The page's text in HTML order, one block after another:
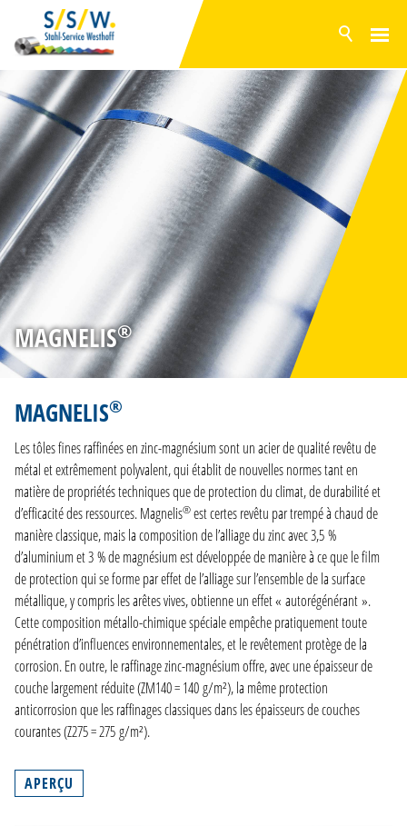
ACTUELLEMENT
PRODUITS
SURFACES
POLYESTER
GRANITE® HDX
TÔLES COMPOSITES
ACIER GALVANISÉ
GAMME EN STOCK
ENTREPRISE
CONTACT
MAGNELIS®
MAGNELIS®
Les tôles fines raffinées en zinc-magnésium sont un acier de qualité revêtu de
métal et extrêmement polyvalent, qui établit de nouvelles normes tant en
matière de propriétés techniques que de protection du climat, de durabilité et
d’efficacité des ressources. Magnelis® est certes revêtu par trempé à chaud de
manière classique, mais la composition de l’alliage du zinc avec 3,5 %
d’aluminium et 3 % de magnésium est développée de manière à ce que le film
de protection qui se forme par effet de l’alliage sur l’ensemble de la surface
métallique, y compris les arêtes vives, obtienne un effet « autorégénérant ».
Cette composition métallo-chimique spéciale empêche pratiquement toute
pénétration d’influences environnementales, et le revêtement protège de la
corrosion. En outre, le raffinage zinc-magnésium offre, avec une épaisseur de
couche largement réduite (ZM140 = 140 g/m²), la même protection
anticorrosion que les raffinages classiques dans les épaisseurs de couches
courantes (Z275 = 275 g/m²).
APERÇU